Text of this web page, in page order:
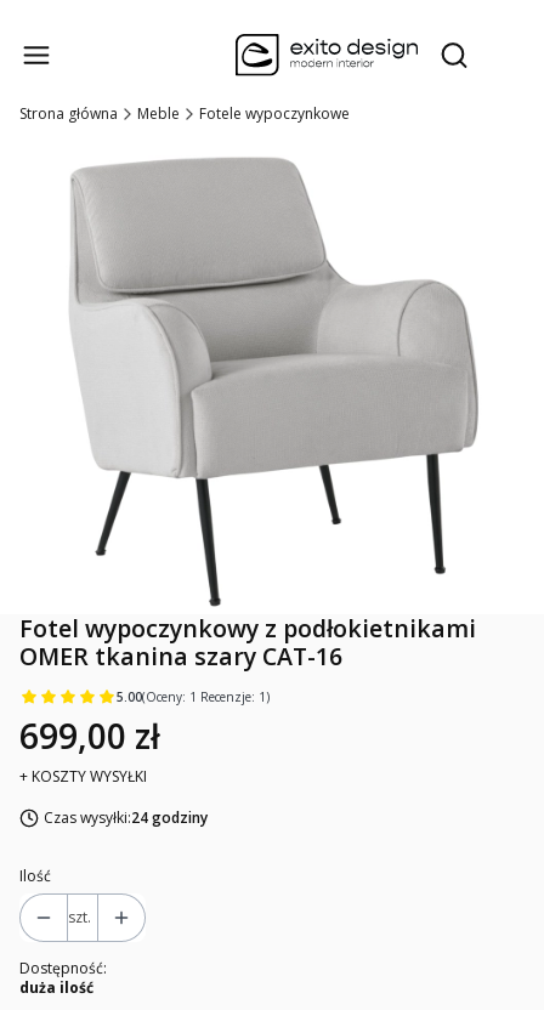
Otwórz
Strona główna Meble Fotele wypoczynkowe
Fotel wypoczynkowy z podłokietnikami
OMER tkanina szary CAT-16
5.00(Oceny: 1 Recenzje: 1)
699,00 zł
+ KOSZTY WYSYŁKI
Czas wysyłki:24 godziny
Ilość
szt.
Dostępność:
duża ilość